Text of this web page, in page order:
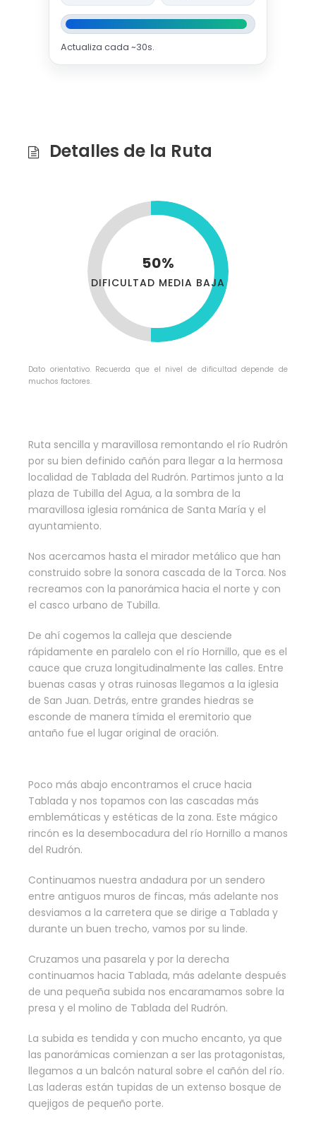
Actualiza cada ~30s.
Detalles de la Ruta
50%
DIFICULTAD MEDIA BAJA
Dato orientativo. Recuerda que el nivel de dificultad depende de
muchos factores.
Ruta sencilla y maravillosa remontando el río Rudrón
por su bien definido cañón para llegar a la hermosa
localidad de Tablada del Rudrón. Partimos junto a la
plaza de Tubilla del Agua, a la sombra de la
maravillosa iglesia románica de Santa María y el
ayuntamiento.
Nos acercamos hasta el mirador metálico que han
construido sobre la sonora cascada de la Torca. Nos
recreamos con la panorámica hacia el norte y con
el casco urbano de Tubilla.
De ahí cogemos la calleja que desciende
rápidamente en paralelo con el río Hornillo, que es el
cauce que cruza longitudinalmente las calles. Entre
buenas casas y otras ruinosas llegamos a la iglesia
de San Juan. Detrás, entre grandes hiedras se
esconde de manera tímida el eremitorio que
antaño fue el lugar original de oración.
Poco más abajo encontramos el cruce hacia
Tablada y nos topamos con las cascadas más
emblemáticas y estéticas de la zona. Este mágico
rincón es la desembocadura del río Hornillo a manos
del Rudrón.
Continuamos nuestra andadura por un sendero
entre antiguos muros de fincas, más adelante nos
desviamos a la carretera que se dirige a Tablada y
durante un buen trecho, vamos por su linde.
Cruzamos una pasarela y por la derecha
continuamos hacia Tablada, más adelante después
de una pequeña subida nos encaramamos sobre la
presa y el molino de Tablada del Rudrón.
La subida es tendida y con mucho encanto, ya que
las panorámicas comienzan a ser las protagonistas,
llegamos a un balcón natural sobre el cañón del río.
Las laderas están tupidas de un extenso bosque de
quejigos de pequeño porte.